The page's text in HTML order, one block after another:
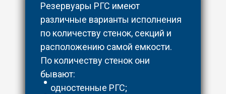
Резервуары РГС имеют
различные варианты исполнения
по количеству стенок, секций и
расположению самой емкости.
По количеству стенок они
бывают:
одностенные РГС;